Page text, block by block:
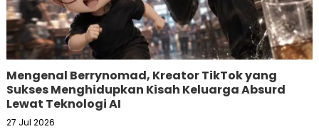
Mengenal Berrynomad, Kreator TikTok yang
Sukses Menghidupkan Kisah Keluarga Absurd
Lewat Teknologi AI
27 Jul 2026